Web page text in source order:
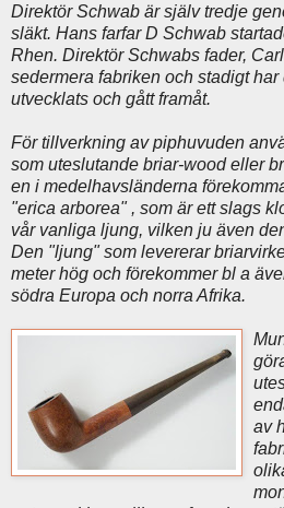
Direktör Schwab är själv tredje
släkt. Hans farfar D Schwab
Rhen. Direktör Schwabs fader,
sedermera fabriken och stadigt
utvecklats och gått framåt.
För tillverkning av piphuvuden
som uteslutande briar-wood eller
en i medelhavsländerna
"erica arborea" , som är ett slags
vår vanliga ljung, vilken ju även
Den "ljung" som levererar
meter hög och förekommer bl a
södra Europa och norra Afrika.
av